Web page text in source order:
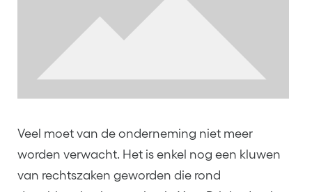
Veel moet van de onderneming niet meer
worden verwacht. Het is enkel nog een kluwen
van rechtszaken geworden die rond